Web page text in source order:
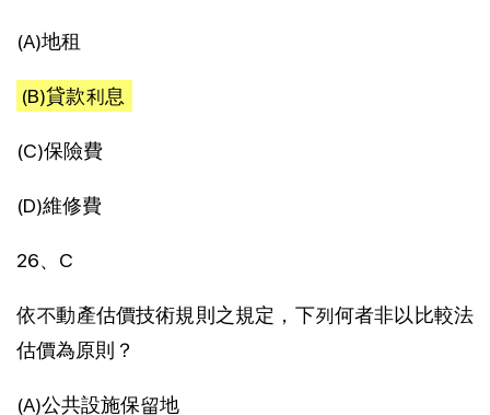
(A)地租
(B)貸款利息
(C)保險費
(D)維修費
26、C
依不動產估價技術規則之規定，下列何者非以比較法
估價為原則？
(A)公共設施保留地